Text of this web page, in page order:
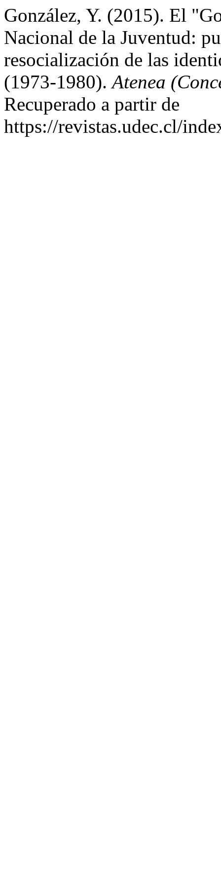
González, Y. (2015). El
Nacional de la Juventud:
resocialización de las
(1973-1980).Atenea
Recuperado a partir de
https://revistas.udec.cl/